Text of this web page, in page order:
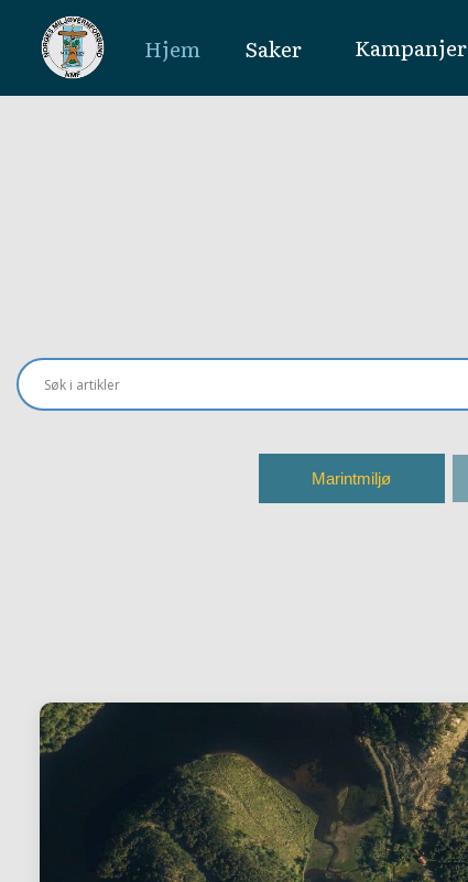
MAIN NAVIGATION
Hjem Saker Kampanjer
Marintmiljø